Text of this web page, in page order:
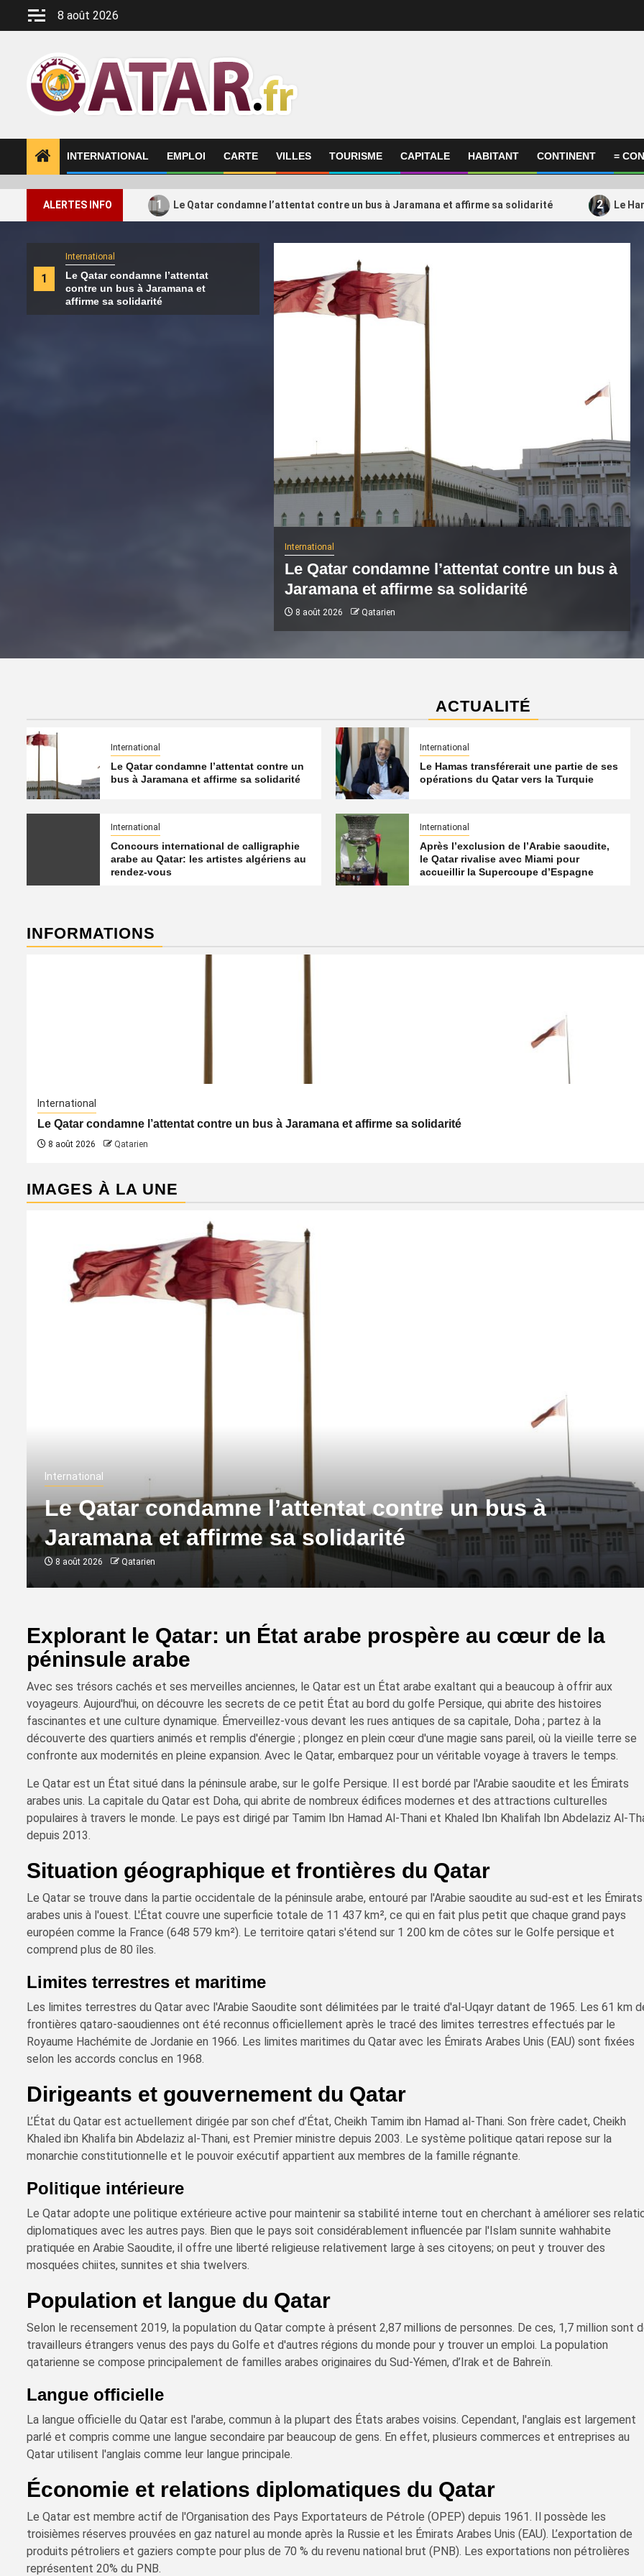
8 août 2026
INTERNATIONAL EMPLOI CARTE VILLES TOURISME CAPITALE HABITANT CONTINENT =
ALERTES INFO 1 Le Qatar condamne l’attentat contre un bus à Jaramana et affirme sa solidarité 2 Le
1
International
Le Qatar condamne l’attentat
contre un bus à Jaramana et
affirme sa solidarité
2
Le Hamas transférerait une partie
de ses opérations du Qatar vers la
Turquie
International
Le Qatar condamne l’attentat contre un bus à
Jaramana et affirme sa solidarité
8 août 2026 Qatarien
ACTUALITÉ
International
Le Qatar condamne l’attentat contre un
bus à Jaramana et affirme sa solidarité
International
Le Hamas transférerait une partie de ses
opérations du Qatar vers la Turquie
International
Concours international de calligraphie
arabe au Qatar: les artistes algériens au
rendez-vous
International
Après l’exclusion de l’Arabie saoudite,
le Qatar rivalise avec Miami pour
accueillir la Supercoupe d’Espagne
INFORMATIONS
International
Le Qatar condamne l’attentat contre un bus à Jaramana et affirme sa solidarité
8 août 2026 Qatarien
IMAGES À LA UNE
International
Le Qatar condamne l’attentat contre un bus à
Jaramana et affirme sa solidarité
8 août 2026 Qatarien
Explorant le Qatar: un État arabe prospère au cœur de la
péninsule arabe
Avec ses trésors cachés et ses merveilles anciennes, le Qatar est un État arabe exaltant qui a beaucoup à offrir aux
voyageurs. Aujourd'hui, on découvre les secrets de ce petit État au bord du golfe Persique, qui abrite des histoires
fascinantes et une culture dynamique. Émerveillez-vous devant les rues antiques de sa capitale, Doha ; partez à la
découverte des quartiers animés et remplis d'énergie ; plongez en plein cœur d'une magie sans pareil, où la vieille terre se
confronte aux modernités en pleine expansion. Avec le Qatar, embarquez pour un véritable voyage à travers le temps.
Le Qatar est un État situé dans la péninsule arabe, sur le golfe Persique. Il est bordé par l'Arabie saoudite et les Émirats
arabes unis. La capitale du Qatar est Doha, qui abrite de nombreux édifices modernes et des attractions culturelles
populaires à travers le monde. Le pays est dirigé par Tamim Ibn Hamad Al-Thani et Khaled Ibn Khalifah Ibn Abdelaziz Al-
depuis 2013.
Situation géographique et frontières du Qatar
Le Qatar se trouve dans la partie occidentale de la péninsule arabe, entouré par l'Arabie saoudite au sud-est et les Émirats
arabes unis à l'ouest. L'État couvre une superficie totale de 11 437 km², ce qui en fait plus petit que chaque grand pays
européen comme la France (648 579 km²). Le territoire qatari s'étend sur 1 200 km de côtes sur le Golfe persique et
comprend plus de 80 îles.
Limites terrestres et maritime
Les limites terrestres du Qatar avec l'Arabie Saoudite sont délimitées par le traité d'al-Uqayr datant de 1965. Les 61 km
frontières qataro-saoudiennes ont été reconnus officiellement après le tracé des limites terrestres effectués par le
Royaume Hachémite de Jordanie en 1966. Les limites maritimes du Qatar avec les Émirats Arabes Unis (EAU) sont fixées
selon les accords conclus en 1968.
Dirigeants et gouvernement du Qatar
L’État du Qatar est actuellement dirigée par son chef d’État, Cheikh Tamim ibn Hamad al-Thani. Son frère cadet, Cheikh
Khaled ibn Khalifa bin Abdelaziz al-Thani, est Premier ministre depuis 2003. Le système politique qatari repose sur la
monarchie constitutionnelle et le pouvoir exécutif appartient aux membres de la famille régnante.
Politique intérieure
Le Qatar adopte une politique extérieure active pour maintenir sa stabilité interne tout en cherchant à améliorer ses
diplomatiques avec les autres pays. Bien que le pays soit considérablement influencée par l'Islam sunnite wahhabite
pratiquée en Arabie Saoudite, il offre une liberté religieuse relativement large à ses citoyens; on peut y trouver des
mosquées chiites, sunnites et shia twelvers.
Population et langue du Qatar
Selon le recensement 2019, la population du Qatar compte à présent 2,87 millions de personnes. De ces, 1,7 million sont
travailleurs étrangers venus des pays du Golfe et d'autres régions du monde pour y trouver un emploi. La population
qatarienne se compose principalement de familles arabes originaires du Sud-Yémen, d’Irak et de Bahreïn.
Langue officielle
La langue officielle du Qatar est l'arabe, commun à la plupart des États arabes voisins. Cependant, l'anglais est largement
parlé et compris comme une langue secondaire par beaucoup de gens. En effet, plusieurs commerces et entreprises au
Qatar utilisent l'anglais comme leur langue principale.
Économie et relations diplomatiques du Qatar
Le Qatar est membre actif de l'Organisation des Pays Exportateurs de Pétrole (OPEP) depuis 1961. Il possède les
troisièmes réserves prouvées en gaz naturel au monde après la Russie et les Émirats Arabes Unis (EAU). L’exportation de
produits pétroliers et gaziers compte pour plus de 70 % du revenu national brut (PNB). Les exportations non pétrolières
représentent 20% du PNB.